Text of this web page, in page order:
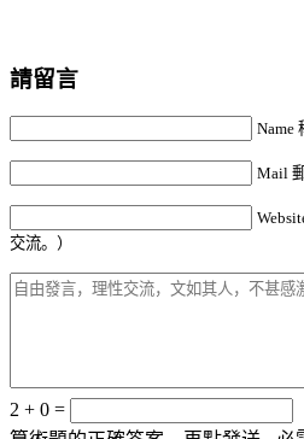
請留言
Name
Mail
交流。）
2 + 0 =